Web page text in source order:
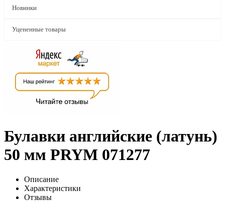
Новинки
Уцененные товары
Булавки английские (латунь)
50 мм PRYM 071277
Описание
Характеристики
Отзывы